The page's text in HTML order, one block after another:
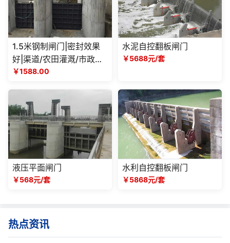
1.5米钢制闸门|密封效果
好|渠道/农田灌溉/市政水
利工程
￥1588.00
水泥自控翻板闸门
￥5688元/套
液压平面闸门
￥568元/套
水利自控翻板闸门
￥5868元/套
热点资讯